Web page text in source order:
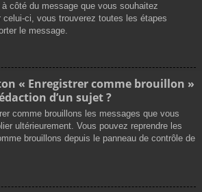
côté du message que vous souhaitez
celui-ci, vous trouverez toutes les étapes
le message.
« Enregistrer comme brouillon »
d’un sujet ?
comme brouillons les messages que vous
ultérieurement. Vous pouvez reprendre les
brouillons depuis le panneau de contrôle de